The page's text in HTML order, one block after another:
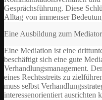
Gesprächsführung. Diese
Alltag von immenser
Eine Ausbildung zum
Eine Mediation ist eine
beschäftigt sich eine gute
Verhandlungsmanagement.
eines Rechtsstreits zu
muss selbst
interessenorientiert ausrichten